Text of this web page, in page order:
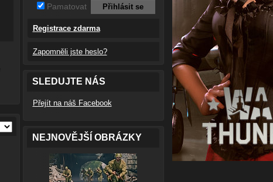
Pamatovat
Registrace zdarma
Zapomněli jste heslo?
SLEDUJTE NÁS
Přejít na náš Facebook
NEJNOVĚJŠÍ OBRÁZKY